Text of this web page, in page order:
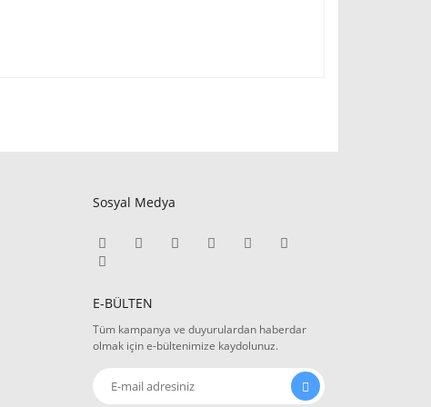
Sosyal Medya
E-BÜLTEN
Tüm kampanya ve duyurulardan haberdar
olmak için e-bültenimize kaydolunuz.